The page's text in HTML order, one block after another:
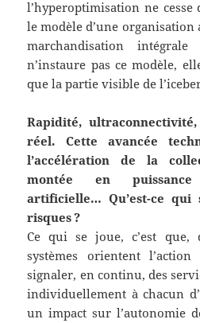
l’hyperoptimisation ne
le modèle d’une
marchandisation
n’instaure pas ce modèle,
que la partie visible de
Rapidité,
réel. Cette avancée
l’accélération de la
montée en
artificielle… Qu’est-ce qui
risques?
Ce qui se joue, c’est
systèmes orientent
signaler, en continu, des
individuellement à chacun
un impact sur l’autonomie